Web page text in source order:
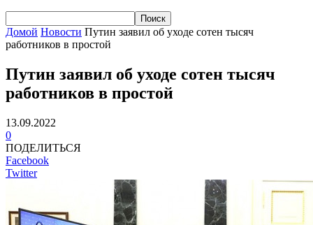
Домой Новости Путин заявил об уходе сотен тысяч
работников в простой
Путин заявил об уходе сотен тысяч
работников в простой
13.09.2022
0
ПОДЕЛИТЬСЯ
Facebook
Twitter